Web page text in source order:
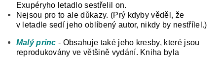
Exupéryho letadlo sestřelil on.
Nejsou pro to ale důkazy. (Prý kdyby věděl, že
v letadle sedí jeho oblíbený autor, nikdy by nestřílel.)
Malý princ- Obsahuje také jeho kresby, které jsou
reprodukovány ve většině vydání. Kniha byla